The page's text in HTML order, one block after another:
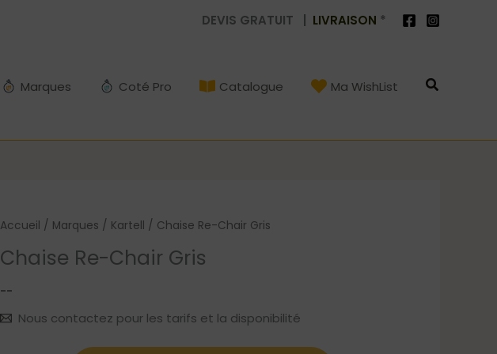
DEVIS GRATUIT | LIVRAISON *
Marques Coté Pro Catalogue Ma WishList
Accueil / Marques / Kartell / Chaise Re-Chair Gris
Chaise Re-Chair Gris
--
Nous contactez pour les tarifs et la disponibilité